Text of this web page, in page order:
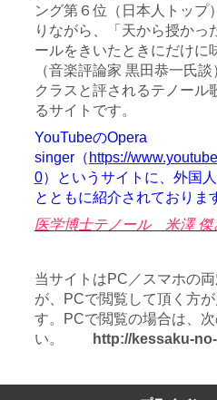
ング第６位（日本人トップ
りながら、「天から授かっ
ールをきいたときにだけに
（音楽評論家 黒田恭一氏
クラスと評されるテノール
るサイトです。
YouTubeのOpera
singer（ https://
0）というサイトに、外国
とともに紹介されておりま
医学博士テノール 米澤 傑
当サイトはPC／スマホの
が、PCで閲覧して頂く方
す。PCで閲覧の場合は、
い。
http://kessaku-